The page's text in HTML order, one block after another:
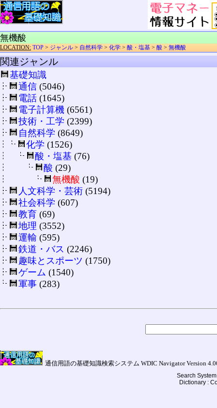
無機酸
LOCATION: TOP > ジャンル > 自然科学 > 化学 > 酸・塩基 > 酸 > 無機酸
関連ジャンル
基礎知識
通信 (5046)
電話 (1645)
電子計算機 (6561)
技術・工学 (2399)
自然科学 (8649)
化学 (1526)
酸・塩基 (76)
酸 (29)
無機酸 (19)
人文科学・芸術 (5194)
社会科学 (607)
教育 (69)
地理 (3552)
運輸 (595)
鉄道・バス (2246)
趣味とスポーツ (1750)
ゲーム (1540)
軍事 (283)
通信用語の基礎知識検索システム WDIC Navigator Version
Search
Dictionary :